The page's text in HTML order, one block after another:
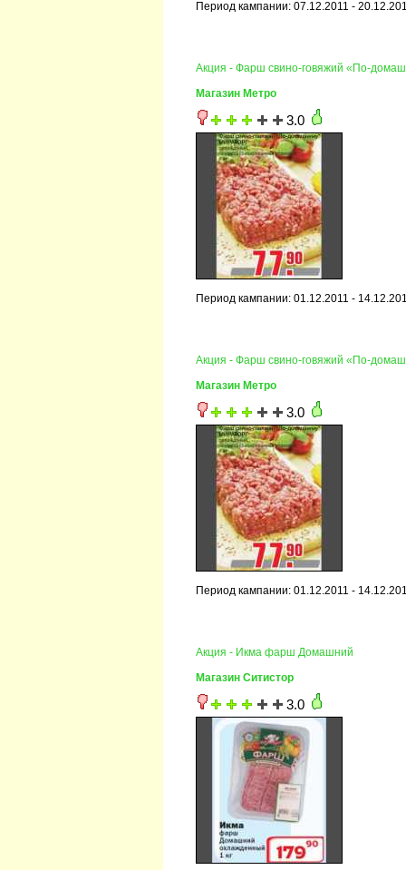
Период кампании: 07.12.2011 -
Акция - Фарш свино-говяжий «По-
Магазин Метро
3.0
Период кампании: 01.12.2011 -
Акция - Фарш свино-говяжий «По-
Магазин Метро
3.0
Период кампании: 01.12.2011 -
Акция - Икма фарш Домашний
Магазин Ситистор
3.0